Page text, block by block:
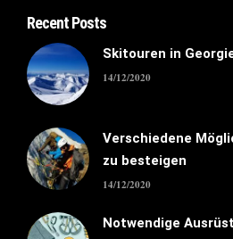
Recent Posts
Skitouren in
14/12/2020
Verschiedene
zu besteigen
14/12/2020
Notwendige